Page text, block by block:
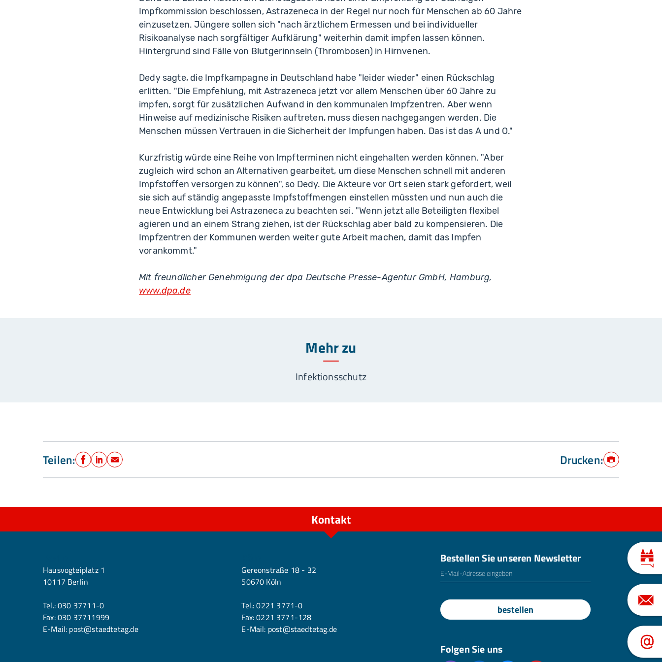
Impfkommission beschlossen, Astrazeneca in der Regel nur noch für Menschen ab 60 Jahre
einzusetzen. Jüngere sollen sich "nach ärztlichem Ermessen und bei individueller
Risikoanalyse nach sorgfältiger Aufklärung" weiterhin damit impfen lassen können.
Hintergrund sind Fälle von Blutgerinnseln (Thrombosen) in Hirnvenen.
Dedy sagte, die Impfkampagne in Deutschland habe "leider wieder" einen Rückschlag
erlitten. "Die Empfehlung, mit Astrazeneca jetzt vor allem Menschen über 60 Jahre zu
impfen, sorgt für zusätzlichen Aufwand in den kommunalen Impfzentren. Aber wenn
Hinweise auf medizinische Risiken auftreten, muss diesen nachgegangen werden. Die
Menschen müssen Vertrauen in die Sicherheit der Impfungen haben. Das ist das A und O."
Kurzfristig würde eine Reihe von Impfterminen nicht eingehalten werden können. "Aber
zugleich wird schon an Alternativen gearbeitet, um diese Menschen schnell mit anderen
Impfstoffen versorgen zu können", so Dedy. Die Akteure vor Ort seien stark gefordert, weil
sie sich auf ständig angepasste Impfstoffmengen einstellen müssten und nun auch die
neue Entwicklung bei Astrazeneca zu beachten sei. "Wenn jetzt alle Beteiligten flexibel
agieren und an einem Strang ziehen, ist der Rückschlag aber bald zu kompensieren. Die
Impfzentren der Kommunen werden weiter gute Arbeit machen, damit das Impfen
vorankommt."
Mit freundlicher Genehmigung der dpa Deutsche Presse-Agentur GmbH, Hamburg,
www.dpa.de
Mehr zu
Infektionsschutz
Teilen: Facebook
LinkedIn
E-Mail Drucken: Drucken
Kontakt
Hausvogteiplatz 1
10117 Berlin
Tel.:030 37711-0
Fax: 030 37711999
E-Mail: post@staedtetag.de
Gereonstraße 18 - 32
50670 Köln
Tel.:0221 3771-0
Fax: 0221 3771-128
E-Mail: post@staedtetag.de
Bestellen Sie unseren Newsletter
E-Mailadresse
bestellen
Folgen Sie uns